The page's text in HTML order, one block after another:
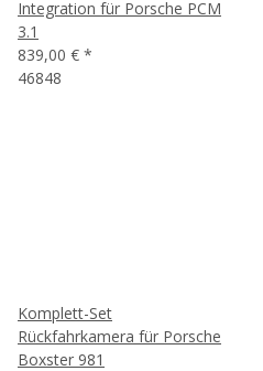
Integration für Porsche PCM
3.1
839,00 € *
46848
Komplett-Set
Rückfahrkamera für Porsche
Boxster 981